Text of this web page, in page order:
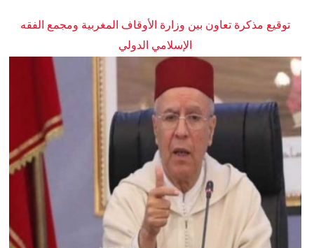
توقيع مذكرة تعاون بين وزارة الأوقاف المغربية ومجمع الفقه
الإسلامي الدولي